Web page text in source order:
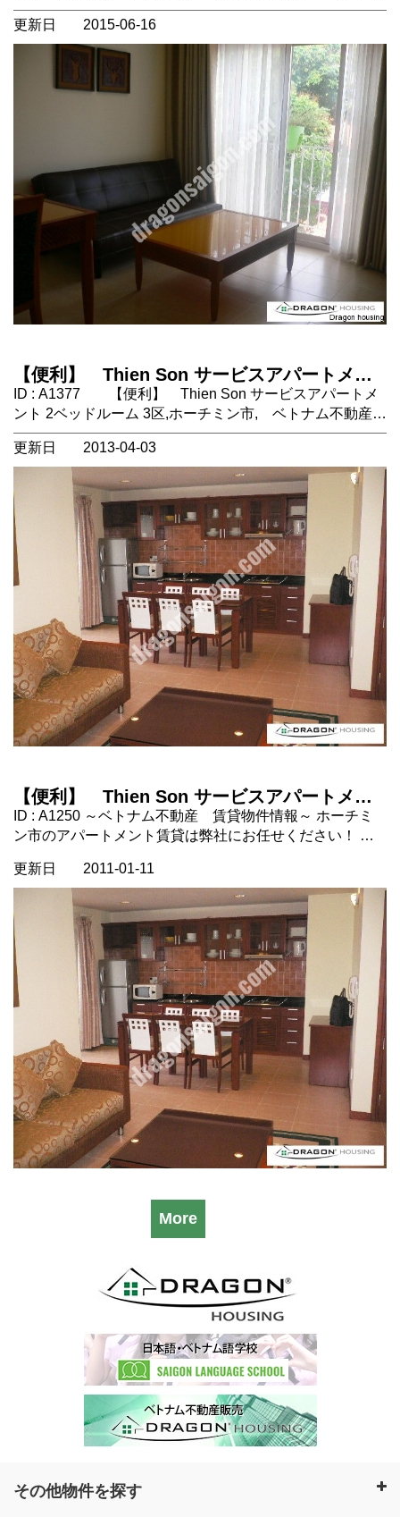
更新日 2015-06-16
ム・ホーチミン不動産 賃貸物件情報～ ホーチミン市の
アパートメント賃貸は弊社にお任せください！ 仲介手数
料無料にてホーチミンの不動産をご案内いたします。
場所：ホーチミン市3区。 1区中心地まで10分程度。 タ
イプ： サービスアパートメント 1ベッドルーム 設備：
エアコン、冷蔵庫、キッチン、洗濯機、ソファ、ベッド等
キーピング、インターネット、ケーブルテレビ コメン
ト：3区の人気アパートThien Sonに新館ができまし
た！ 家具もすべて新品です。 徒歩圏内にスーパーマー
ケット（ｃｏｏｐ ｍａｒｔ）、レストラン、ベトナム語
が学べる語学学校のＳＡＩＧＯＮ ＬＡＮＧＵＡＧＥ ＳＣ
ＨＯＯＬがありとても便利です。 2ベッドのお部屋もござ
います。https://dragonsaigon.com/
更新日 2013-04-03
【便利】 Thien Son サービスアパートメン
ト 2ベッドルーム 3区,ホーチミン市, ベトナ
ム不動産
ID : A1377 【便利】 Thien Son サービスアパートメ
ント 2ベッドルーム 3区,ホーチミン市, ベトナム不動産
～ベトナム・ホーチミン不動産 賃貸物件情報～ ホーチ
ミン市のアパートメント賃貸は弊社にお任せください！
仲介手数料無料にてホーチミンの不動産をご案内いたしま
す。 場所：ホーチミン市3区。 1区中心地まで10分程度。
タイプ： サービスアパートメント 2ベッドルーム 設備：
エアコン、冷蔵庫、キッチン、洗濯機、ソファ、ベッド、
バスタブ 家賃に含まれるもの：ＶＡＴ、水道代、ハウス
キーピング、インターネット、ケーブルテレビ 家賃に含
まれないもの：電気代、電話代 コメント：徒歩圏内にス
ーパーマーケット（ｃｏｏｐ ｍａｒｔ）、ベトナム語が
学べる語学学校のＳＡＩＧＯＮ ＬＡＮＧＵＡＧＥ ＳＣＨ
ＯＯＬがありとても便利です。 1ベッド、3ベッドもあ
り。 大きな地図で見る Thien Son
Apartmenthttps://dragonsaigon.com/
更新日 2011-01-11
【便利】 Thien Son サービスアパートメン
ト 1ベッドルーム 3区,ホーチミン市, ベトナ
ム不動産
ID : A1250 ～ベトナム不動産 賃貸物件情報～ ホーチミ
ン市のアパートメント賃貸は弊社にお任せください！ 場
プ： サービスアパートメント 1ベッドルーム 設備：エア
コン、冷蔵庫、キッチン、洗濯機、ソファ、ベッド、バス
タブ 家賃に含まれるもの：ハウスキーピング、インター
ネット、ケーブルテレビ、ＶＡＴ 家賃に含まれないも
の：電気代、水道代、電話代 コメント：徒歩圏内にスー
パーマーケット（ｃｏｏｐ ｍａｒｔ）、ベトナム語が学
べる語学学校のＳＡＩＧＯＮ ＬＡＮＧＵＡＧＥ ＳＣＨＯ
ＯＬがありとても便利です。 2ベッドあり、3ベッドもあ
り。https://dragonsaigon.com/
More
その他物件を探す